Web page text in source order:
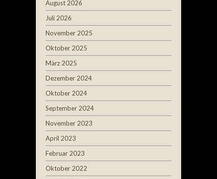
August 2026
Juli 2026
November 2025
Oktober 2025
März 2025
Dezember 2024
Oktober 2024
September 2024
November 2023
April 2023
Februar 2023
Oktober 2022